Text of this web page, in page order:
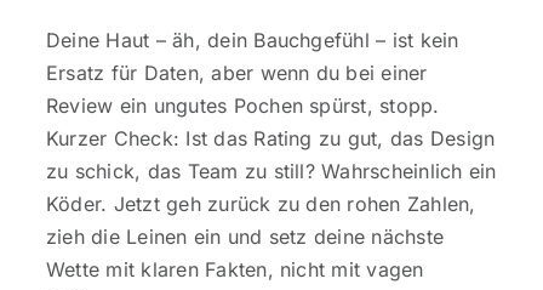
Deine Haut – äh, dein Bauchgefühl – ist kein
Ersatz für Daten, aber wenn du bei einer
Review ein ungutes Pochen spürst, stopp.
Kurzer Check: Ist das Rating zu gut, das Design
zu schick, das Team zu still? Wahrscheinlich ein
Köder. Jetzt geh zurück zu den rohen Zahlen,
zieh die Leinen ein und setz deine nächste
Wette mit klaren Fakten, nicht mit vagen